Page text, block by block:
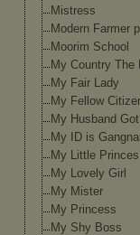
Mistress
Modern Farmer pl
Moorim School
My Country The
My Fair Lady
My Fellow
My Husband
My ID is
My Little Princes
My Lovely Girl
My Mister
My Princess
My Shy Boss